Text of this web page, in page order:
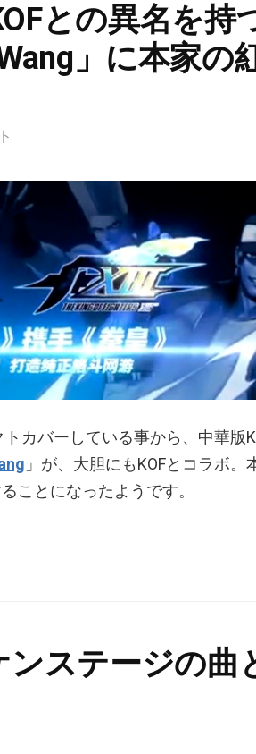
との異名を持
」に本家の
カバーしている事から、中華版
」が、大胆にもKOFとコラボ。
ことになったようです。
ンステージの曲